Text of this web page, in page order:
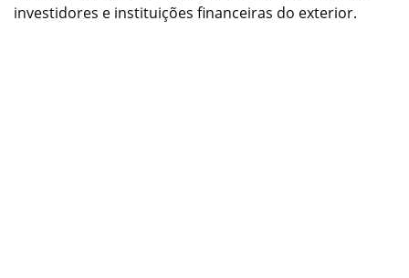
investidores e instituições financeiras do exterior.